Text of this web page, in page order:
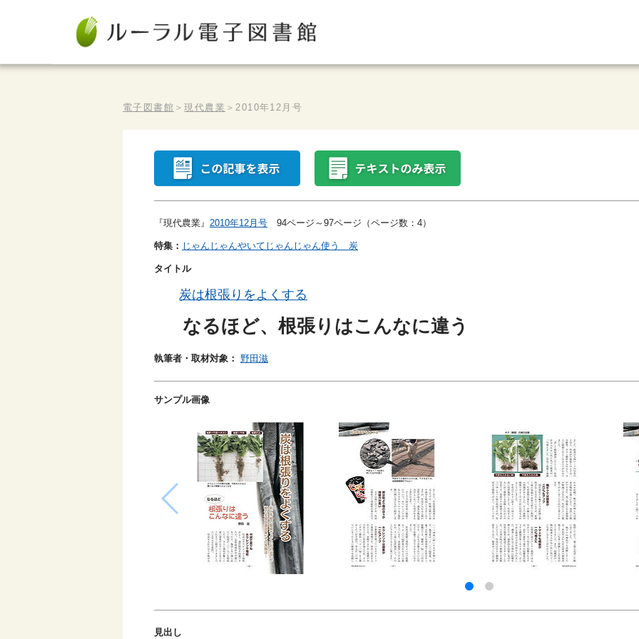
電子図書館 ＞現代農業 ＞2010年12月号
『現代農業』 2010年12月号 94ページ～97ページ（ページ数：4）
特集： じゃんじゃんやいてじゃんじゃん使う 炭
タイトル
炭は根張りをよくする
なるほど、根張りはこんなに違う
執筆者・取材対象： 野田滋
サンプル画像
見出し